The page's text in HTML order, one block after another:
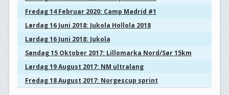
Fredag 14 Februar 2020: Camp Madrid #1
Lørdag 16 Juni 2018: Jukola Hollola 2018
Lørdag 16 Juni 2018: Jukola
Søndag 15 Oktober 2017: Lillomarka Nord/Sør 15km
Lørdag 19 August 2017: NM ultralang
Fredag 18 August 2017: Norgescup sprint